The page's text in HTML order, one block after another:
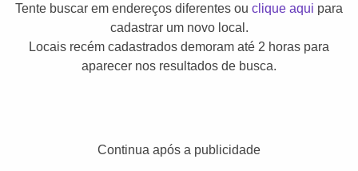
Tente buscar em endereços diferentes ou clique aqui para
cadastrar um novo local.
Locais recém cadastrados demoram até 2 horas para
aparecer nos resultados de busca.
Continua após a publicidade